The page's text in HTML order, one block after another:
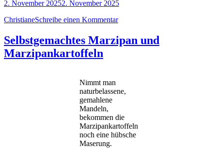
2. November 20252. November 2025
ChristianeSchreibe einen Kommentar
Selbstgemachtes Marzipan und
Marzipankartoffeln
Nimmt man
naturbelassene,
gemahlene
Mandeln,
bekommen die
Marzipankartoffeln
noch eine hübsche
Maserung.